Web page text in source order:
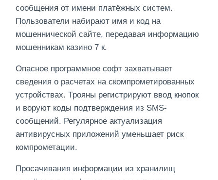
сообщения от имени платёжных систем.
Пользователи набирают имя и код на
мошеннической сайте, передавая информацию
мошенникам казино 7 к.
Опасное программное софт захватывает
сведения о расчетах на скомпрометированных
устройствах. Трояны регистрируют ввод кнопок
и воруют коды подтверждения из SMS-
сообщений. Регулярное актуализация
антивирусных приложений уменьшает риск
компрометации.
Просачивания информации из хранилищ